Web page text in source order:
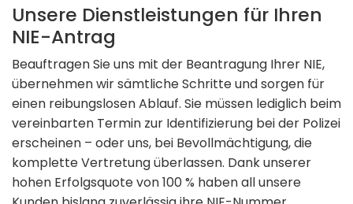
Unsere Dienstleistungen für Ihren
NIE-Antrag
Beauftragen Sie uns mit der Beantragung Ihrer NIE,
übernehmen wir sämtliche Schritte und sorgen für
einen reibungslosen Ablauf. Sie müssen lediglich beim
vereinbarten Termin zur Identifizierung bei der Polizei
erscheinen – oder uns, bei Bevollmächtigung, die
komplette Vertretung überlassen. Dank unserer
hohen Erfolgsquote von 100 % haben all unsere